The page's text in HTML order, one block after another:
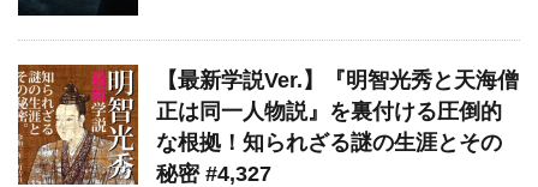
【最新学説Ver.】『明智光秀と天海僧
正は同一人物説』を裏付ける圧倒的
な根拠！知られざる謎の生涯とその
秘密 #4,327